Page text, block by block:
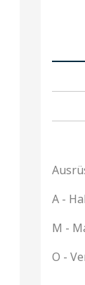
A -
M -
O -